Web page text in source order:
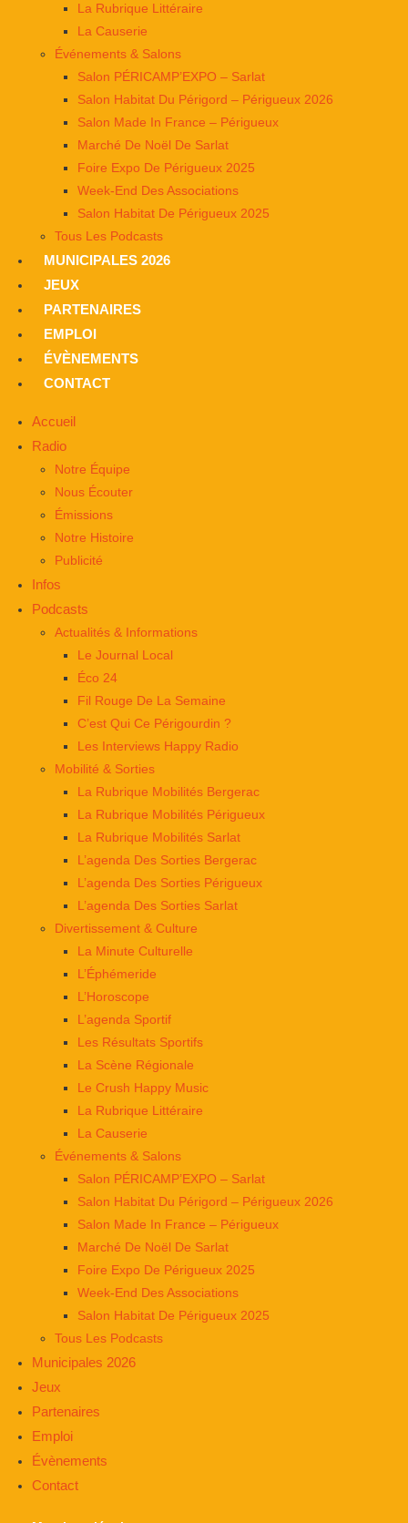
La Rubrique Littéraire
La Causerie
Événements & Salons
Salon PÉRICAMP’EXPO – Sarlat
Salon Habitat Du Périgord – Périgueux 2026
Salon Made In France – Périgueux
Marché De Noël De Sarlat
Foire Expo De Périgueux 2025
Week-End Des Associations
Salon Habitat De Périgueux 2025
Tous Les Podcasts
MUNICIPALES 2026
JEUX
PARTENAIRES
EMPLOI
ÉVÈNEMENTS
CONTACT
Accueil
Radio
Notre Équipe
Nous Écouter
Émissions
Notre Histoire
Publicité
Infos
Podcasts
Actualités & Informations
Le Journal Local
Éco 24
Fil Rouge De La Semaine
C’est Qui Ce Périgourdin ?
Les Interviews Happy Radio
Mobilité & Sorties
La Rubrique Mobilités Bergerac
La Rubrique Mobilités Périgueux
La Rubrique Mobilités Sarlat
L’agenda Des Sorties Bergerac
L’agenda Des Sorties Périgueux
L’agenda Des Sorties Sarlat
Divertissement & Culture
La Minute Culturelle
L’Éphémeride
L’Horoscope
L’agenda Sportif
Les Résultats Sportifs
La Scène Régionale
Le Crush Happy Music
La Rubrique Littéraire
La Causerie
Événements & Salons
Salon PÉRICAMP’EXPO – Sarlat
Salon Habitat Du Périgord – Périgueux 2026
Salon Made In France – Périgueux
Marché De Noël De Sarlat
Foire Expo De Périgueux 2025
Week-End Des Associations
Salon Habitat De Périgueux 2025
Tous Les Podcasts
Municipales 2026
Jeux
Partenaires
Emploi
Évènements
Contact